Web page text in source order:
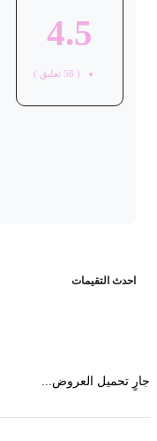
4.5
56 تعليق )
التقيمات
تحميل العروض...